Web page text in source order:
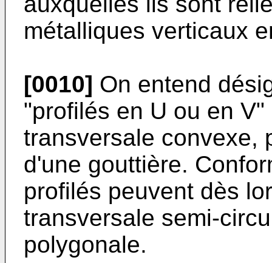
métalliques verticaux
[0010] On entend
"profilés en U ou en
transversale convexe,
d'une gouttière.
profilés peuvent dès
transversale semi-
polygonale.